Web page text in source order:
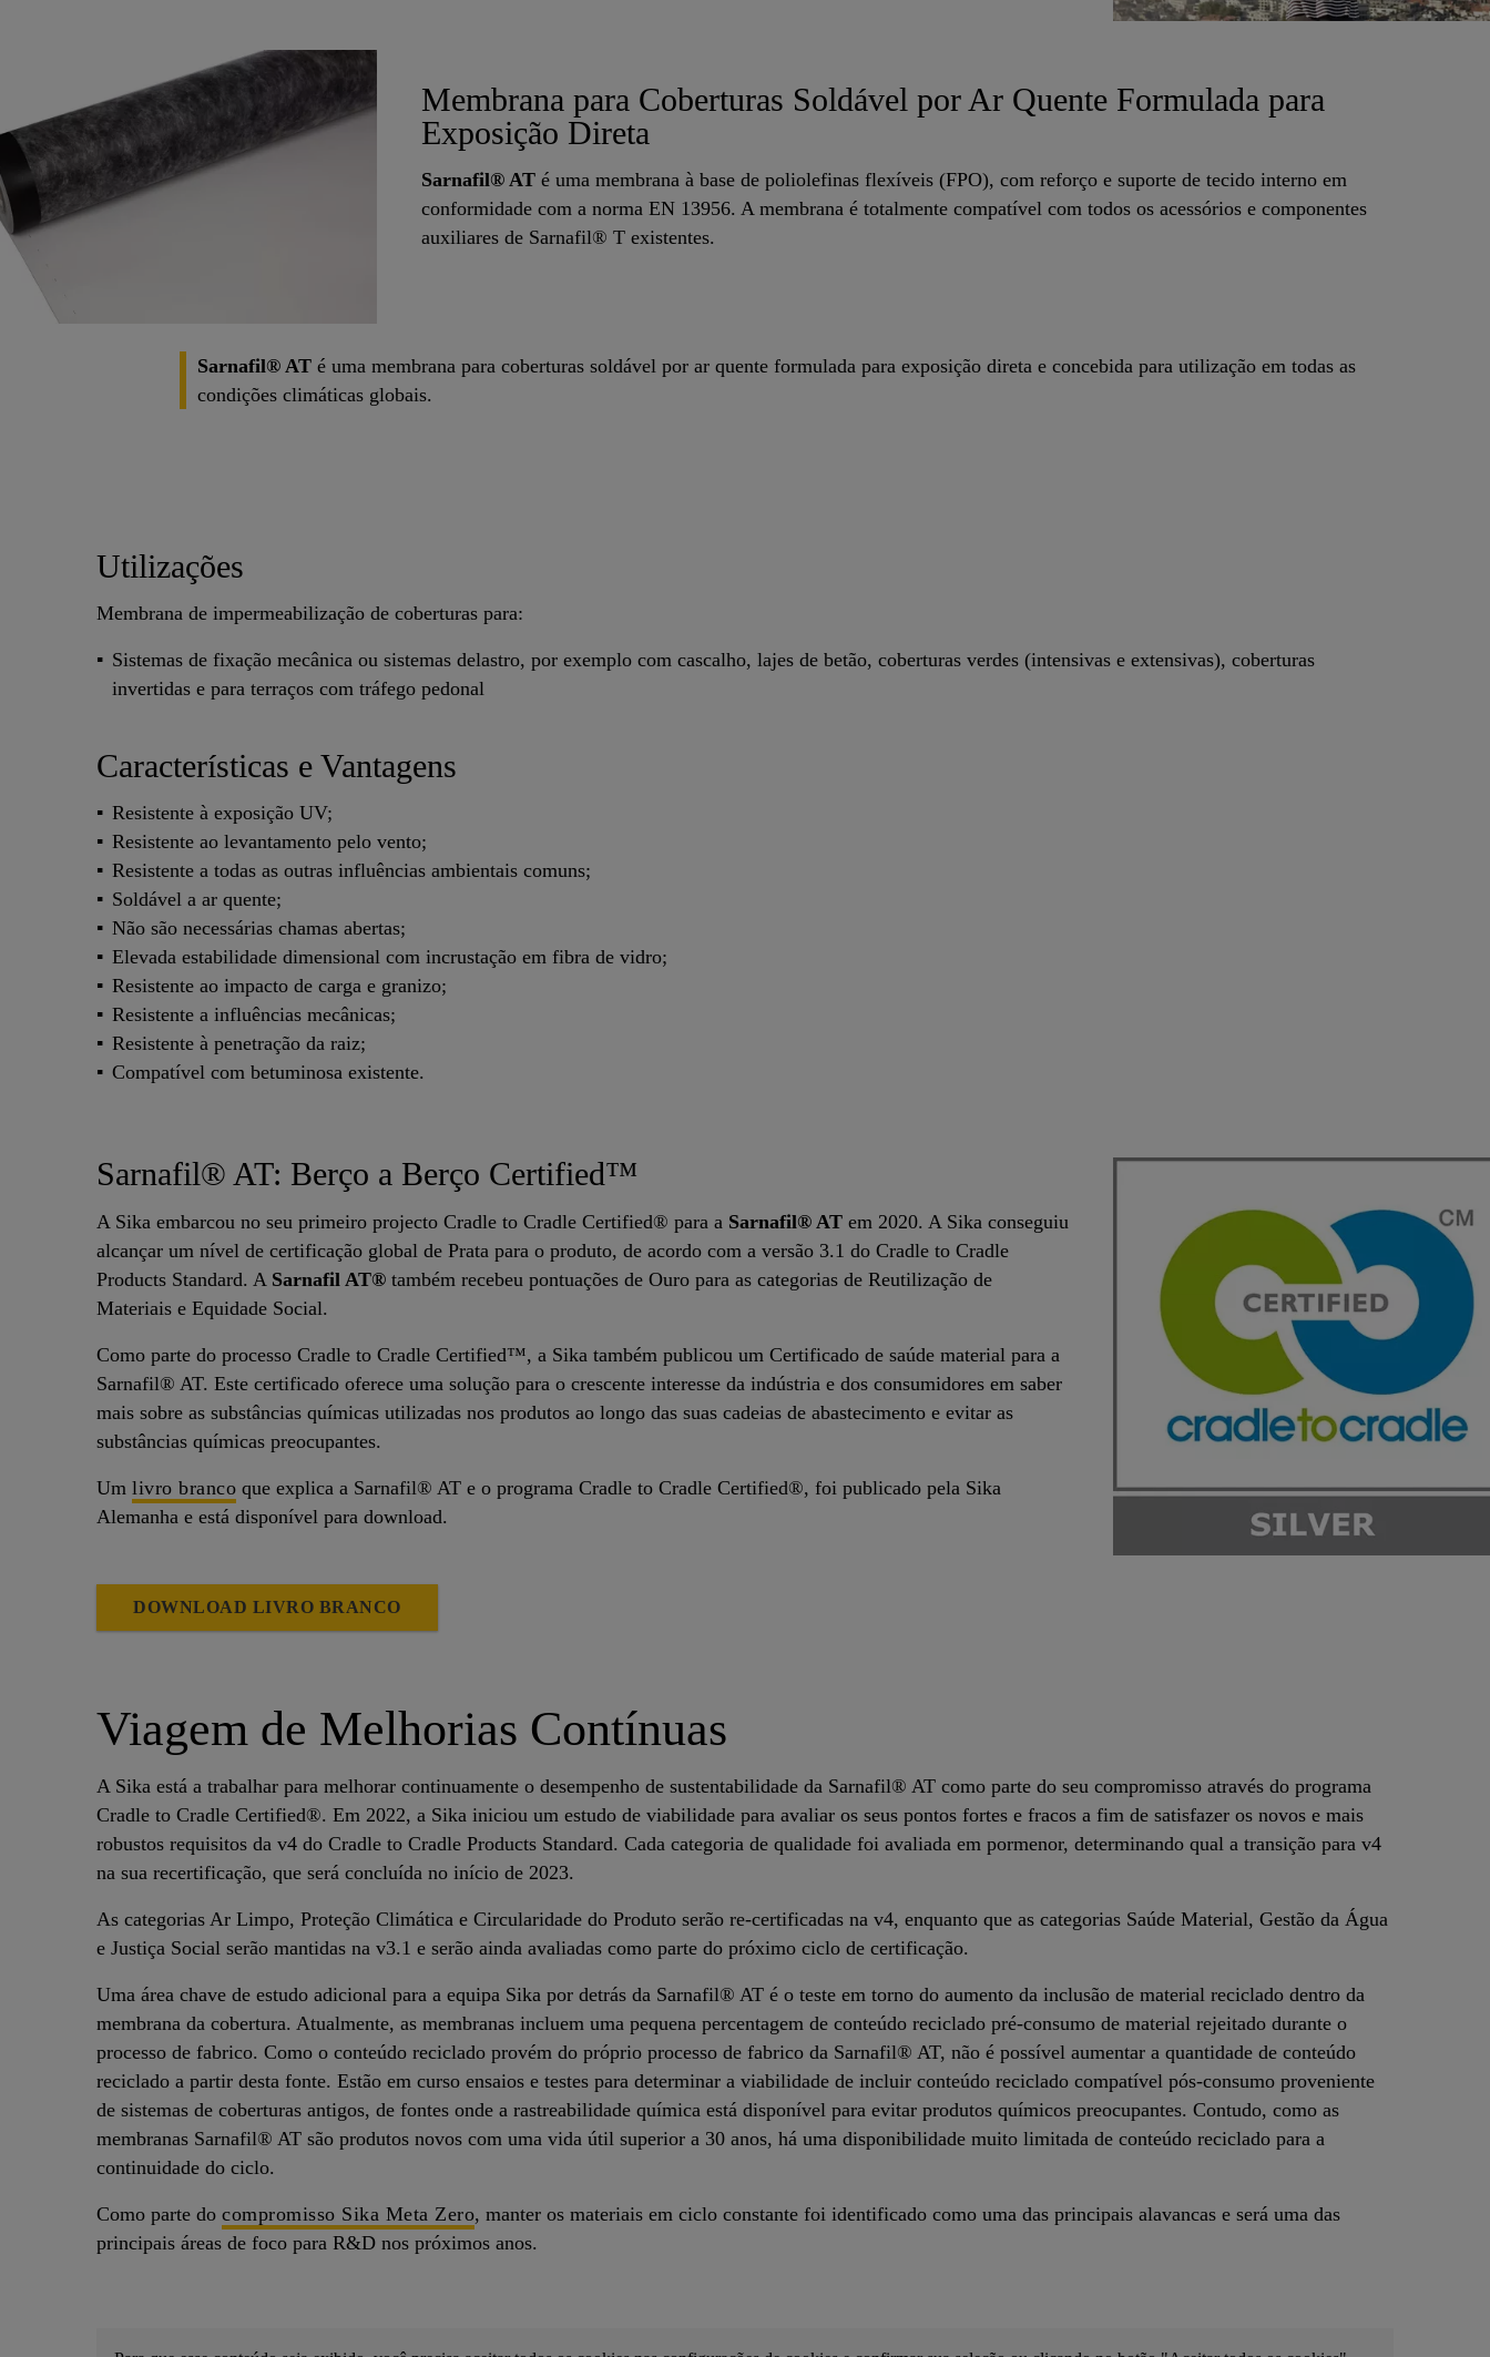
Membrana para Coberturas Soldável por Ar Quente Formulada para
Exposição Direta
Sarnafil® AT é uma membrana à base de poliolefinas flexíveis (FPO), com reforço e suporte de tecido interno em
conformidade com a norma EN 13956. A membrana é totalmente compatível com todos os acessórios e componentes
auxiliares de Sarnafil® T existentes.
Sarnafil® AT é uma membrana para coberturas soldável por ar quente formulada para exposição direta e concebida para utilização em todas as
condições climáticas globais.
Utilizações
Membrana de impermeabilização de coberturas para:
Sistemas de fixação mecânica ou sistemas delastro, por exemplo com cascalho, lajes de betão, coberturas verdes (intensivas e extensivas), coberturas
invertidas e para terraços com tráfego pedonal
Características e Vantagens
Resistente à exposição UV;
Resistente ao levantamento pelo vento;
Resistente a todas as outras influências ambientais comuns;
Soldável a ar quente;
Não são necessárias chamas abertas;
Elevada estabilidade dimensional com incrustação em fibra de vidro;
Resistente ao impacto de carga e granizo;
Resistente a influências mecânicas;
Resistente à penetração da raiz;
Compatível com betuminosa existente.
Sarnafil® AT: Berço a Berço Certified™
A Sika embarcou no seu primeiro projecto Cradle to Cradle Certified® para a Sarnafil® AT em 2020. A Sika conseguiu
alcançar um nível de certificação global de Prata para o produto, de acordo com a versão 3.1 do Cradle to Cradle
Products Standard. A Sarnafil AT® também recebeu pontuações de Ouro para as categorias de Reutilização de
Materiais e Equidade Social.
Como parte do processo Cradle to Cradle Certified™, a Sika também publicou um Certificado de saúde material para a
Sarnafil® AT. Este certificado oferece uma solução para o crescente interesse da indústria e dos consumidores em saber
mais sobre as substâncias químicas utilizadas nos produtos ao longo das suas cadeias de abastecimento e evitar as
substâncias químicas preocupantes.
Um livro branco que explica a Sarnafil® AT e o programa Cradle to Cradle Certified®, foi publicado pela Sika
Alemanha e está disponível para download.
DOWNLOAD LIVRO BRANCO
Viagem de Melhorias Contínuas
A Sika está a trabalhar para melhorar continuamente o desempenho de sustentabilidade da Sarnafil® AT como parte do seu compromisso através do programa
Cradle to Cradle Certified®. Em 2022, a Sika iniciou um estudo de viabilidade para avaliar os seus pontos fortes e fracos a fim de satisfazer os novos e mais
robustos requisitos da v4 do Cradle to Cradle Products Standard. Cada categoria de qualidade foi avaliada em pormenor, determinando qual a transição para v4
na sua recertificação, que será concluída no início de 2023.
As categorias Ar Limpo, Proteção Climática e Circularidade do Produto serão re-certificadas na v4, enquanto que as categorias Saúde Material, Gestão da Água
e Justiça Social serão mantidas na v3.1 e serão ainda avaliadas como parte do próximo ciclo de certificação.
Uma área chave de estudo adicional para a equipa Sika por detrás da Sarnafil® AT é o teste em torno do aumento da inclusão de material reciclado dentro da
membrana da cobertura. Atualmente, as membranas incluem uma pequena percentagem de conteúdo reciclado pré-consumo de material rejeitado durante o
processo de fabrico. Como o conteúdo reciclado provém do próprio processo de fabrico da Sarnafil® AT, não é possível aumentar a quantidade de conteúdo
reciclado a partir desta fonte. Estão em curso ensaios e testes para determinar a viabilidade de incluir conteúdo reciclado compatível pós-consumo proveniente
de sistemas de coberturas antigos, de fontes onde a rastreabilidade química está disponível para evitar produtos químicos preocupantes. Contudo, como as
membranas Sarnafil® AT são produtos novos com uma vida útil superior a 30 anos, há uma disponibilidade muito limitada de conteúdo reciclado para a
continuidade do ciclo.
Como parte do compromisso Sika Meta Zero, manter os materiais em ciclo constante foi identificado como uma das principais alavancas e será uma das
principais áreas de foco para R&D nos próximos anos.